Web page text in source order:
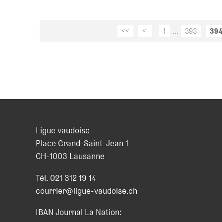
<< < 1 ... 393
Ligue vaudoise
Place Grand-Saint-Jean 1
CH-1003 Lausanne
Tél.021 312 19 14
courrier@ligue-vaudoise.ch
IBAN Journal La Nation: